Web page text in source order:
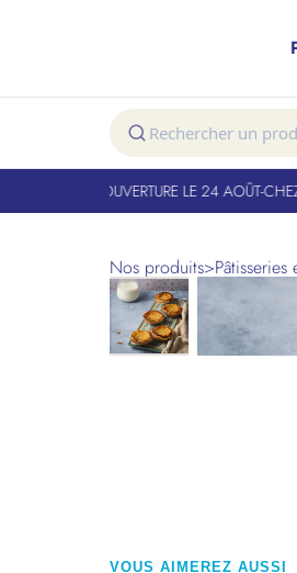
FERMÉ. RÉOUVERTURE LE 24 AOÛT-CHEZ
Nos produits>Pâtisseries
VOUS AIMEREZ AUSSI